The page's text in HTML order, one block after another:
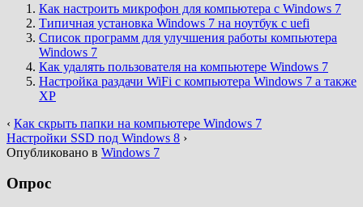
Как настроить микрофон для компьютера с Windows 7
Типичная установка Windows 7 на ноутбук с uefi
Список программ для улучшения работы компьютера
Windows 7
Как удалять пользователя на компьютере Windows 7
Настройка раздачи WiFi с компьютера Windows 7 а также
XP
‹ Как скрыть папки на компьютере Windows 7
Настройки SSD под Windows 8 ›
Опубликовано в Windows 7
Опрос